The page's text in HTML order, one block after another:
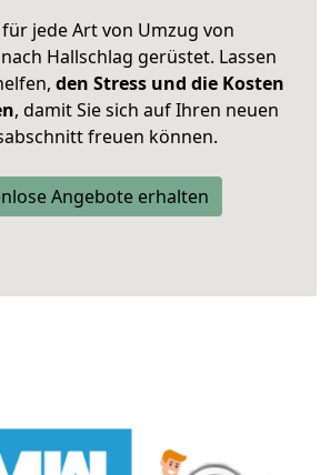
jede Art von Umzug von
Hallschlag gerüstet. Lassen
den Stress und die Kosten
, damit Sie sich auf Ihren neuen
freuen können.
Angebote erhalten